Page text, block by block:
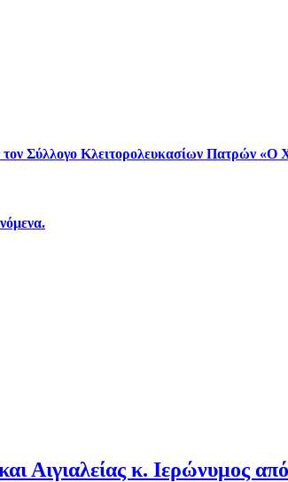
τον Σύλλογο Κλειτορολευκασίων Πατρών
Αιγιαλείας κ. Ιερώνυμος